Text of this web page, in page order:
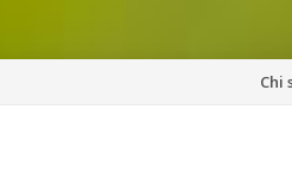
Vai
Chi